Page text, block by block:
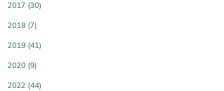
2017 (30)
2018 (7)
2019 (41)
2020 (9)
2022 (44)